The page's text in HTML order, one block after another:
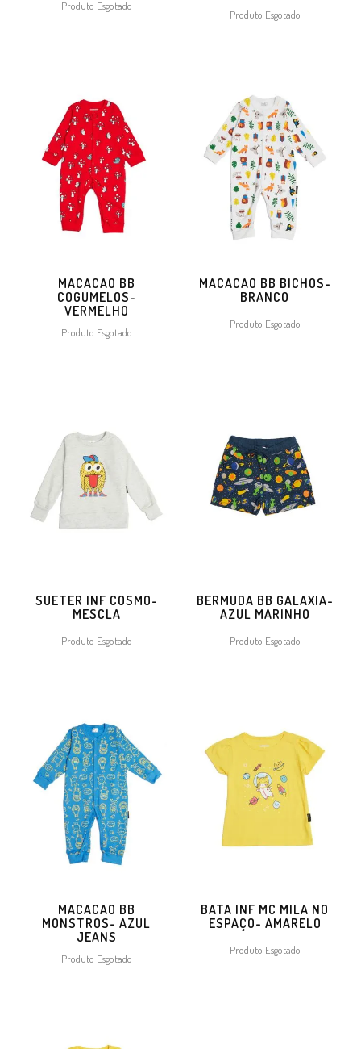
Produto Esgotado
Produto Esgotado
MACACAO BB
COGUMELOS-
VERMELHO
Produto Esgotado
MACACAO BB BICHOS-
BRANCO
Produto Esgotado
SUETER INF COSMO-
MESCLA
Produto Esgotado
BERMUDA BB GALAXIA-
AZUL MARINHO
Produto Esgotado
MACACAO BB
MONSTROS- AZUL
JEANS
Produto Esgotado
BATA INF MC MILA NO
ESPAÇO- AMARELO
Produto Esgotado